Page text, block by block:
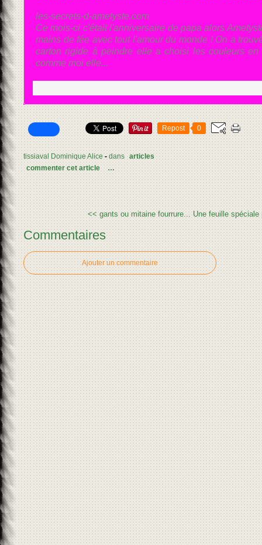
les-secrets-d-ametyste.com
Ce mois-ci c'était l'anniversaire de papa alors
mains de fée avec tout l'amour du monde ! On a
carton rigide à peindre elle a choisi les couleurs en
comme moi elle...
Repost 0
tissiaval Dominique Alice -dans articles
commenter cet article
…
<< gants ou mitaine fourrure... Une feuille
Commentaires
Ajouter un commentaire